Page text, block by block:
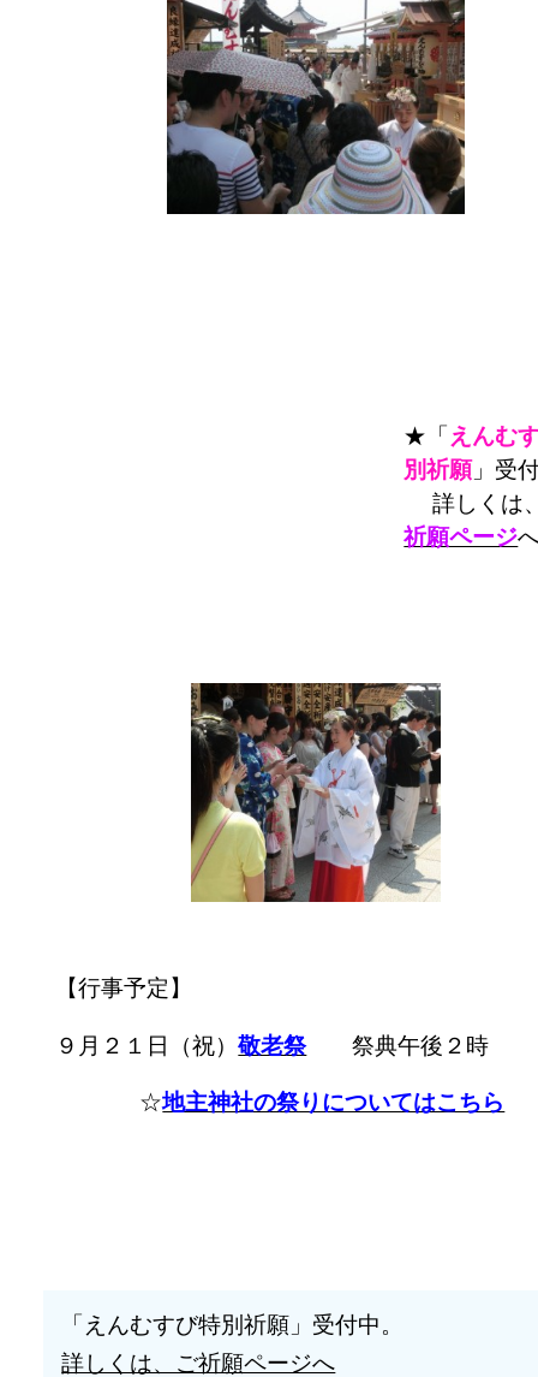
★「 えんむ
別祈願」受
詳しくは
祈願ページ
【行事予定】
９月２１日（祝）敬老祭祭典午後２時
☆地主神社の祭りについてはこちら
「えんむすび特別祈願」受付中。
詳しくは、ご祈願ページへ